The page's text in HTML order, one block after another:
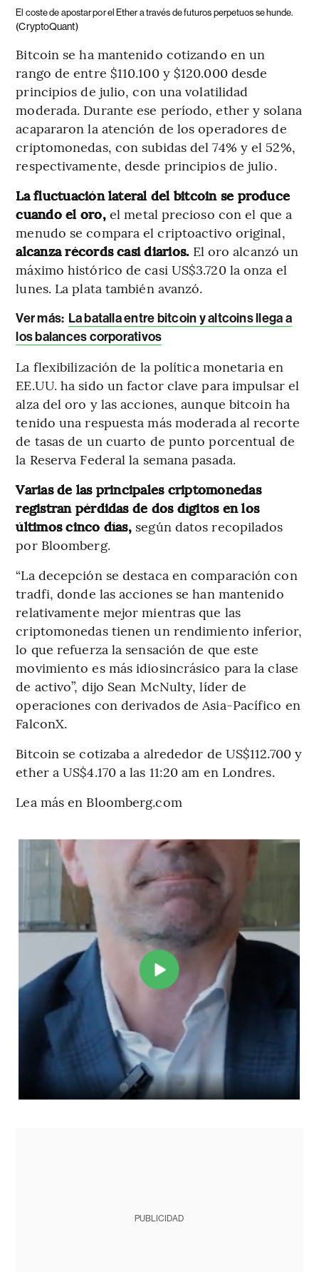
El coste de apostar por el Ether a través de futuros perpetuos se hunde.
(CryptoQuant)
Bitcoin se ha mantenido cotizando en un
rango de entre $110.100 y $120.000 desde
principios de julio, con una volatilidad
moderada. Durante ese período, ether y solana
acapararon la atención de los operadores de
criptomonedas, con subidas del 74% y el 52%,
respectivamente, desde principios de julio.
La fluctuación lateral del bitcoin se produce
cuando el oro, el metal precioso con el que a
menudo se compara el criptoactivo original,
alcanza récords casi diarios. El oro alcanzó un
máximo histórico de casi US$3.720 la onza el
lunes. La plata también avanzó.
Ver más: La batalla entre bitcoin y altcoins llega a
los balances corporativos
La flexibilización de la política monetaria en
EE.UU. ha sido un factor clave para impulsar el
alza del oro y las acciones, aunque bitcoin ha
tenido una respuesta más moderada al recorte
de tasas de un cuarto de punto porcentual de
la Reserva Federal la semana pasada.
Varias de las principales criptomonedas
registran pérdidas de dos dígitos en los
últimos cinco días, según datos recopilados
por Bloomberg.
“La decepción se destaca en comparación con
tradfi, donde las acciones se han mantenido
relativamente mejor mientras que las
criptomonedas tienen un rendimiento inferior,
lo que refuerza la sensación de que este
movimiento es más idiosincrásico para la clase
de activo”, dijo Sean McNulty, líder de
operaciones con derivados de Asia-Pacífico en
FalconX.
Bitcoin se cotizaba a alrededor de US$112.700 y
ether a US$4.170 a las 11:20 am en Londres.
Lea más en Bloomberg.com
PUBLICIDAD